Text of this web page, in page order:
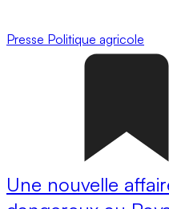
Presse Politique agricole
Une nouvelle